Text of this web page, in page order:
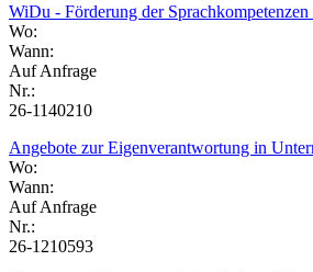
WiDu - Förderung der
Wo:
Wann:
Auf Anfrage
Nr.:
26-1140210
Angebote zur Eigenverantwortung in
Wo:
Wann:
Auf Anfrage
Nr.:
26-1210593